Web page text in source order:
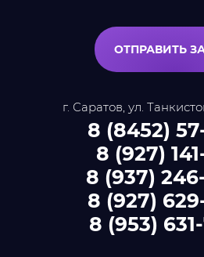
ОТПРАВИТЬ
г. Саратов, ул.
8 (8452)
8 (927)
8 (937)
8 (927)
8 (953)